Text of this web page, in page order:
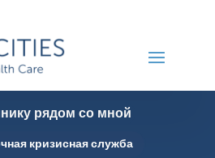
рядом со мной
кризисная служба